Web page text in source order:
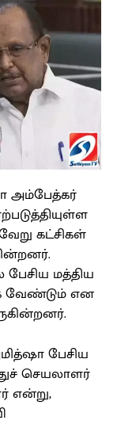
அம்பேத்கர்
கட்சிகள்
மத்திய
வேண்டும் என
பேசிய
செயலாளர்
என்று,